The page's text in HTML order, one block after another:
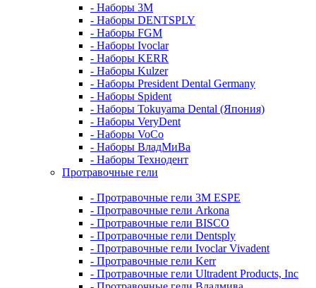
- Наборы 3М
- Наборы DENTSPLY
- Наборы FGM
- Наборы Ivoclar
- Наборы KERR
- Наборы Kulzer
- Наборы President Dental Germany
- Наборы Spident
- Наборы Tokuyama Dental (Япония)
- Наборы VeryDent
- Наборы VoCo
- Наборы ВладМиВа
- Наборы Технодент
Протравочные гели
- Протравочные гели 3М ESPE
- Протравочные гели Arkona
- Протравочные гели BISCO
- Протравочные гели Dentsply
- Протравочные гели Ivoclar Vivadent
- Протравочные гели Kerr
- Протравочные гели Ultradent Products, Inc